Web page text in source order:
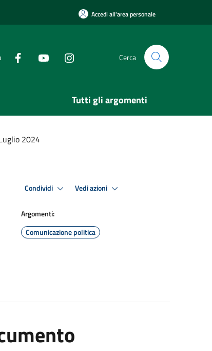
Accedi all'area personale
Cerca
Tutti gli argomenti
2024
Condividi Vedi azioni
Argomenti:
Comunicazione politica